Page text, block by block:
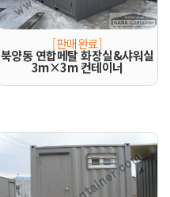
[판매완료]
북양동 연합메탈 화장실&샤워실
3m×3m 컨테이너